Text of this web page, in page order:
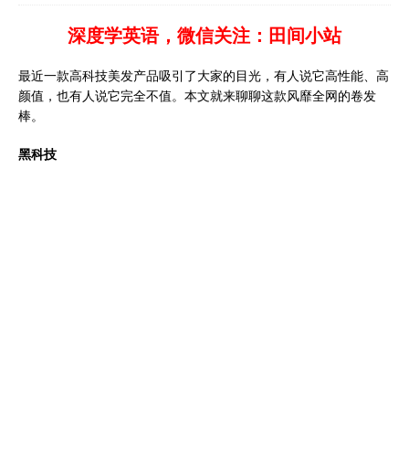
深度学英语，微信关注：田间小站
最近一款高科技美发产品吸引了大家的目光，有人说它高性能、高
颜值，也有人说它完全不值。本文就来聊聊这款风靡全网的卷发
棒。
黑科技